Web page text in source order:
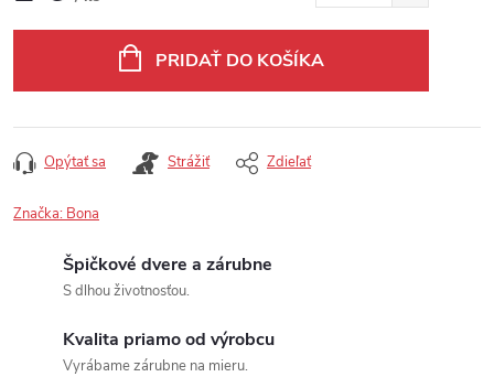
PRIDAŤ DO KOŠÍKA
Opýtať sa Strážiť Zdieľať
Značka: Bona
Špičkové dvere a zárubne
S dlhou životnosťou.
Kvalita priamo od výrobcu
Vyrábame zárubne na mieru.